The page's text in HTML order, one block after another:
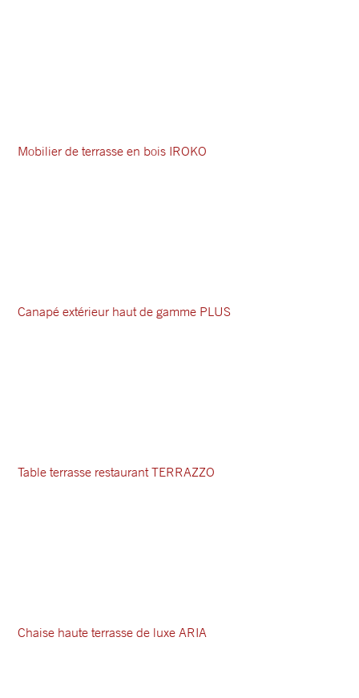
Mobilier de terrasse en bois IROKO
Canapé extérieur haut de gamme PLUS
Table terrasse restaurant TERRAZZO
Chaise haute terrasse de luxe ARIA